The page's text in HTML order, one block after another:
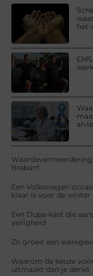
het
Brabant
Een Volkswagen
klaar is voor de winter
Een Dupa-kast die
veiligheid
Zo groeit een
Waarom de keuze
uitmaakt dan je denkt